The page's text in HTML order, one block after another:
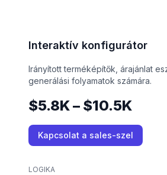
Interaktív konfigurátor
Irányított terméképítők, árajánlat
generálási folyamatok számára.
$5.8K – $10.5K
Kapcsolat a sales-szel
LOGIKA